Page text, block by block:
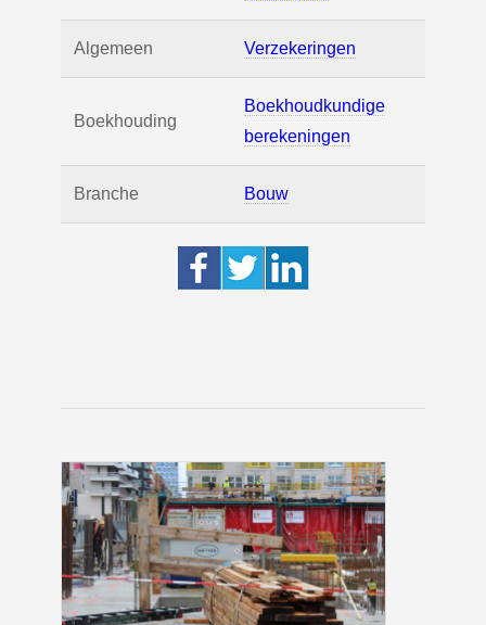
Algemeen Verzekeringen
Boekhouding
Boekhoudkundige
berekeningen
Branche Bouw